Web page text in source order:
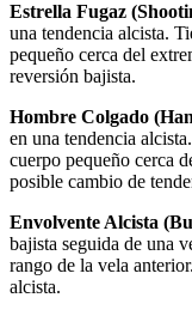
Estrella Fugaz
una tendencia alcista.
pequeño cerca del
reversión bajista.
Hombre Colgado
en una tendencia
cuerpo pequeño cerca
posible cambio de
Envolvente Alcista
bajista seguida de una
rango de la vela
alcista.